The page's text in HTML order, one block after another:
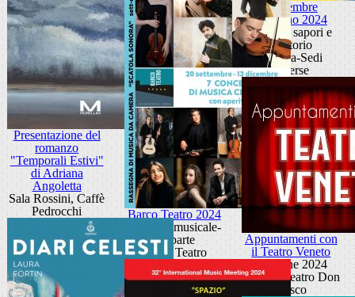
Novembre
Patavino 2024
Cultura, sapori e
territorio
Padova-Sedi
diverse
Presentazione del
romanzo
"Temporali Estivi"
di Adriana
Angoletta
Sala Rossini, Caffè
Pedrocchi
Barco Teatro 2024
Stagione musicale-
IIa parte
Barco Teatro
Appuntamenti con
il Teatro Veneto
Edizione 2024
Piccolo Teatro Don
Bosco